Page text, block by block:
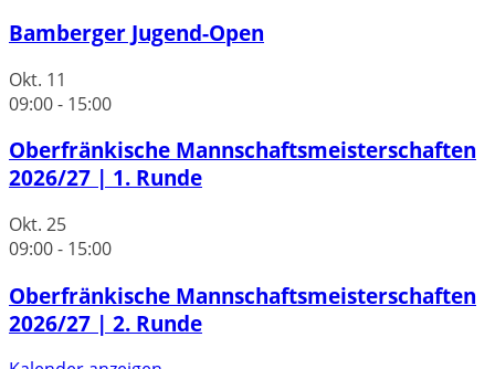
Bamberger Jugend-Open
Okt. 11
09:00- 15:00
Oberfränkische Mannschaftsmeisterschaften
2026/27 | 1. Runde
Okt. 25
09:00- 15:00
Oberfränkische Mannschaftsmeisterschaften
2026/27 | 2. Runde